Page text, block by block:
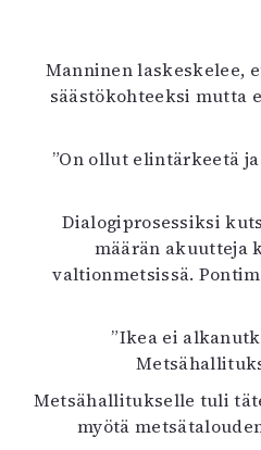
Manninen laskeskelee,
säästökohteeksi mutta
”On ollut elintärkeetä
Dialogiprosessiksi
määrän akuutteja
valtionmetsissä.
”Ikea ei
Metsähallitukselle tuli
myötä